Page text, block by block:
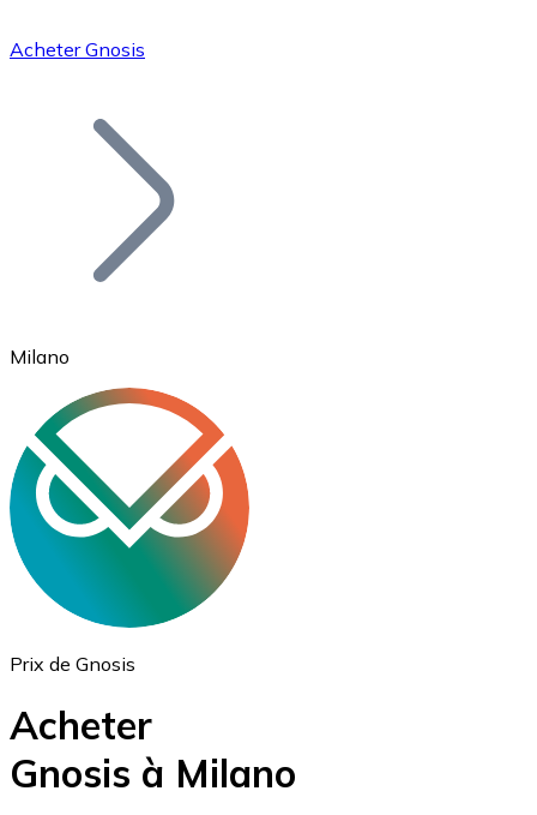
Bitcoin
Ethereum
ETH
Acheter Gnosis
Milano
Prix de Gnosis
Acheter
Gnosis à Milano